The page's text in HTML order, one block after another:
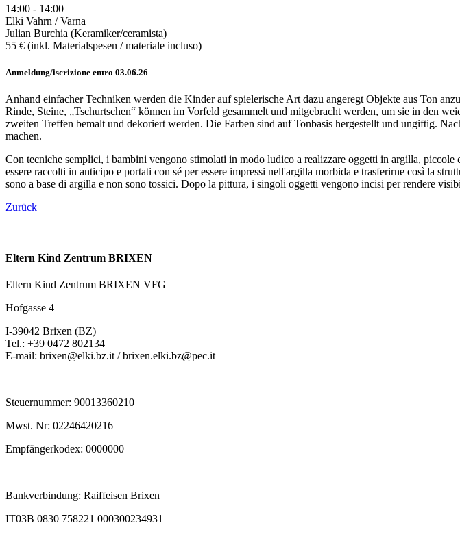
14:00 - 14:00
Elki Vahrn / Varna
Julian Burchia (Keramiker/ceramista)
55 € (inkl. Materialspesen / materiale incluso)
Anmeldung/iscrizione entro 03.06.26
Anhand einfacher Techniken werden die Kinder auf spielerische Art dazu angeregt Objekte aus Ton
Rinde, Steine, „Tschurtschen“ können im Vorfeld gesammelt und mitgebracht werden, um sie in den
zweiten Treffen bemalt und dekoriert werden. Die Farben sind auf Tonbasis hergestellt und ungiftig.
machen.
Con tecniche semplici, i bambini vengono stimolati in modo ludico a realizzare oggetti in argilla,
essere raccolti in anticipo e portati con sé per essere impressi nell'argilla morbida e trasferirne così la
sono a base di argilla e non sono tossici. Dopo la pittura, i singoli oggetti vengono incisi per rendere
Zurück
Eltern Kind Zentrum BRIXEN
Eltern Kind Zentrum BRIXEN VFG
Hofgasse 4
I-39042 Brixen (BZ)
Tel.: +39 0472 802134
E-mail: brixen@elki.bz.it / brixen.elki.bz@pec.it
Steuernummer: 90013360210
Mwst. Nr: 02246420216
Empfängerkodex: 0000000
Bankverbindung: Raiffeisen Brixen
IT03B 0830 758221 000300234931